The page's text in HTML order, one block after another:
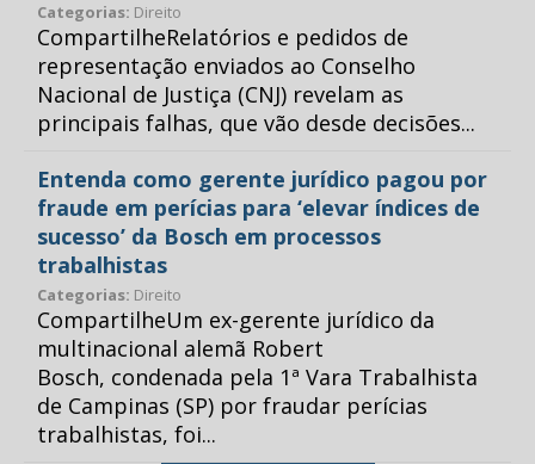
Categorias: Direito
CompartilheRelatórios e pedidos de
representação enviados ao Conselho
Nacional de Justiça (CNJ) revelam as
principais falhas, que vão desde decisões...
Entenda como gerente jurídico pagou por
fraude em perícias para ‘elevar índices de
sucesso’ da Bosch em processos
trabalhistas
Categorias: Direito
CompartilheUm ex-gerente jurídico da
multinacional alemã Robert
Bosch, condenada pela 1ª Vara Trabalhista
de Campinas (SP) por fraudar perícias
trabalhistas, foi...